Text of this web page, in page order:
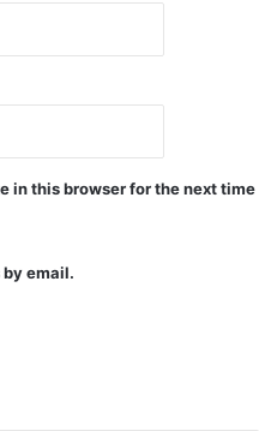
in this browser for the next time
email.